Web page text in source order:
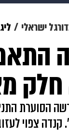
צבא וביטחון
משפט
ישראלי
הסוערת
לעזוב בינואר. 2,000 כרטיסים